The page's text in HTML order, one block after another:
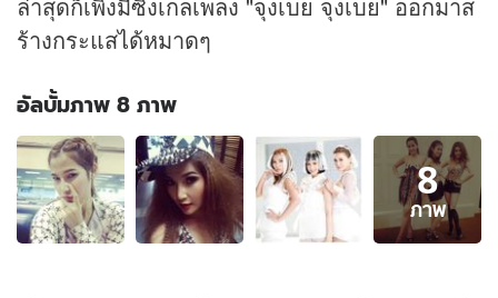
ร้างกระแสได้หมาดๆ
อัลบั้มภาพ 8 ภาพ
อัลบั้ม
ภาพ
8
ภาพ
ของ
8
ภาพ